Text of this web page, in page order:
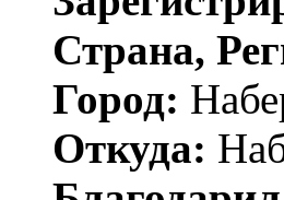
Страна,
Город:
Откуда: